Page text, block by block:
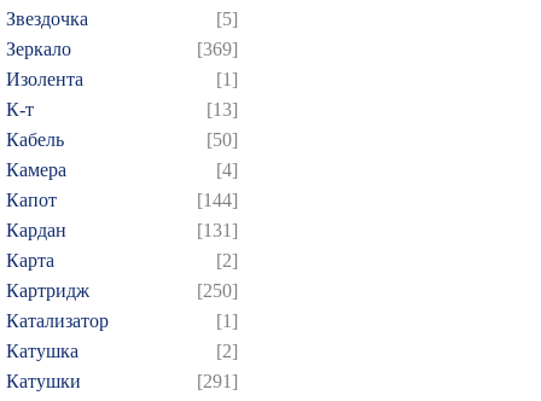
Звездочка
[5]
Зеркало
[369]
Изолента
[1]
К-т
[13]
Кабель
[50]
Камера
[4]
Капот
[144]
Кардан
[131]
Карта
[2]
Картридж
[250]
Катализатор
[1]
Катушка
[2]
Катушки
[291]